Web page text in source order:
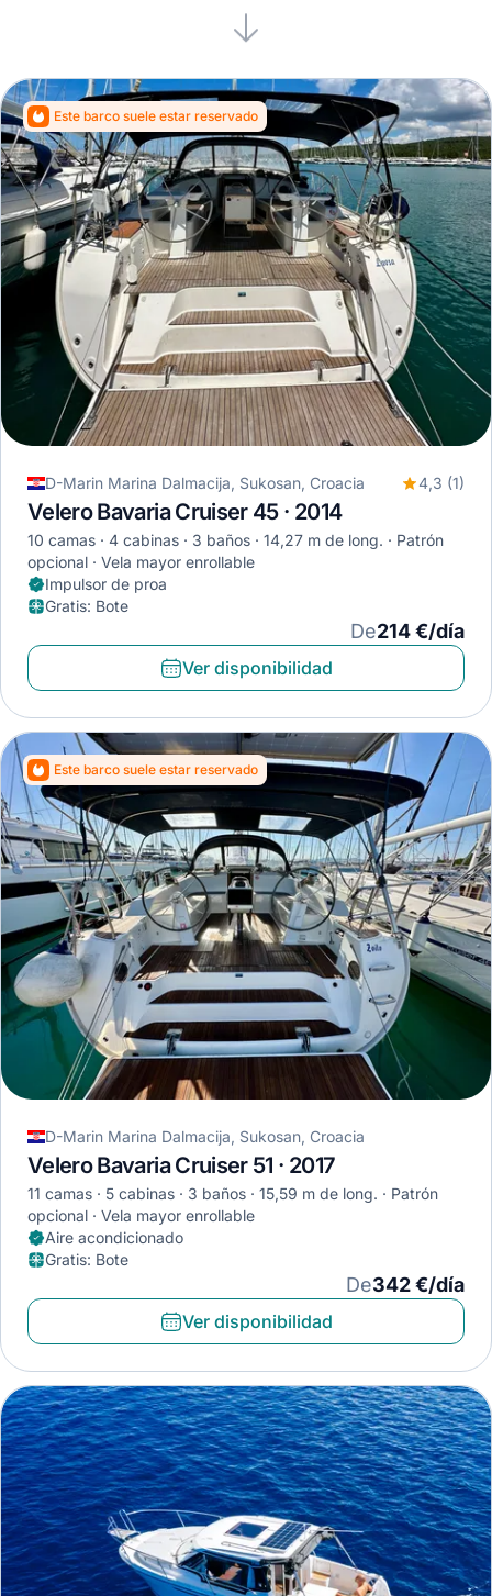
Este barco suele estar reservado
D-Marin Marina Dalmacija, Sukosan, Croacia 4,3 (1)
Velero Bavaria Cruiser 45 · 2014
10 camas 4 cabinas 3 baños 14,27 m de long.
Patrón
opcional
Vela mayor enrollable
Impulsor de proa
Gratis: Bote
De214 €/día
Ver disponibilidad
Este barco suele estar reservado
D-Marin Marina Dalmacija, Sukosan, Croacia
Velero Bavaria Cruiser 51 · 2017
11 camas 5 cabinas 3 baños 15,59 m de long.
Patrón
opcional
Vela mayor enrollable
Aire acondicionado
Gratis: Bote
De342 €/día
Ver disponibilidad